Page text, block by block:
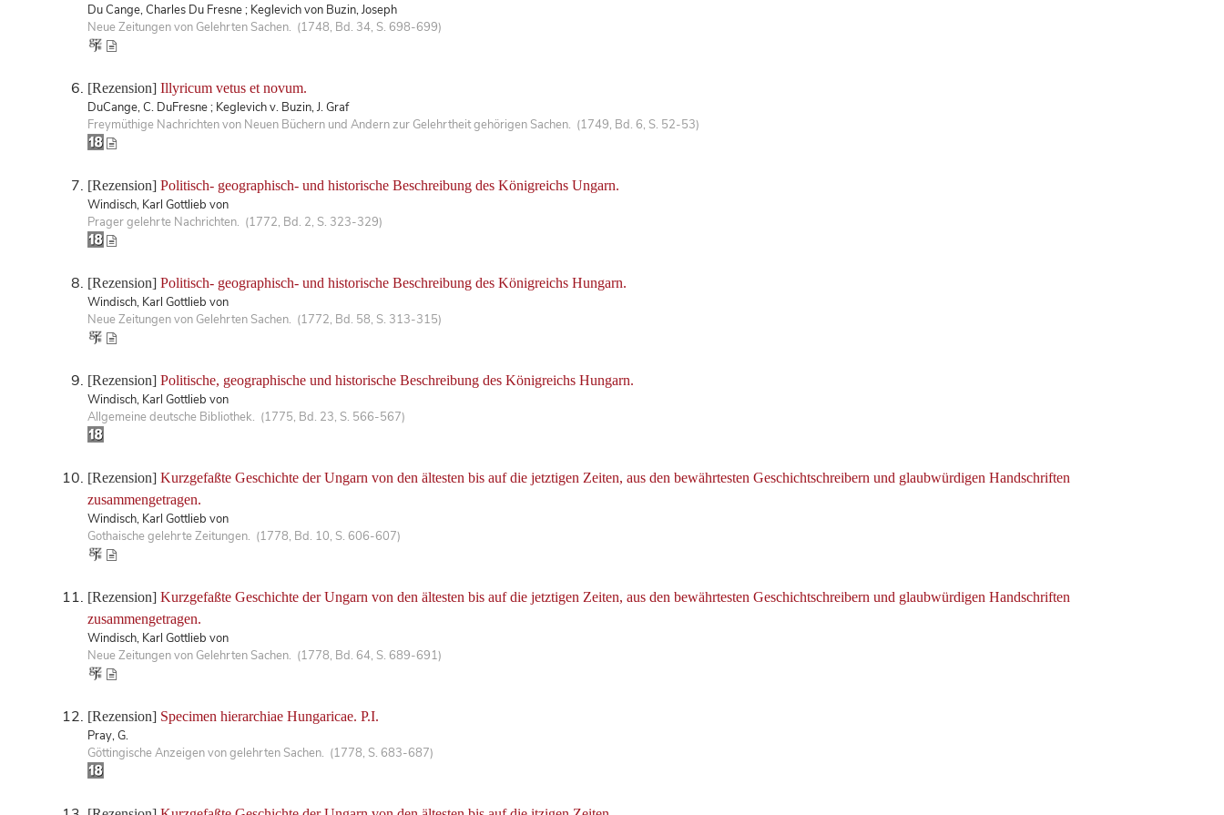
Du Cange, Charles Du Fresne ; Keglevich von Buzin, Joseph
Neue Zeitungen von Gelehrten Sachen. (1748, Bd. 34, S. 698-699)
[Rezension] Illyricum vetus et novum.
DuCange, C. DuFresne ; Keglevich v. Buzin, J. Graf
Freymüthige Nachrichten von Neuen Büchern und Andern zur Gelehrtheit gehörigen Sachen. (1749, Bd. 6, S. 52-53)
[Rezension] Politisch- geographisch- und historische Beschreibung des Königreichs Ungarn.
Windisch, Karl Gottlieb von
Prager gelehrte Nachrichten. (1772, Bd. 2, S. 323-329)
[Rezension] Politisch- geographisch- und historische Beschreibung des Königreichs Hungarn.
Windisch, Karl Gottlieb von
Neue Zeitungen von Gelehrten Sachen. (1772, Bd. 58, S. 313-315)
[Rezension] Politische, geographische und historische Beschreibung des Königreichs Hungarn.
Windisch, Karl Gottlieb von
Allgemeine deutsche Bibliothek. (1775, Bd. 23, S. 566-567)
[Rezension] Kurzgefaßte Geschichte der Ungarn von den ältesten bis auf die jetztigen Zeiten, aus den bewährtesten Geschichtschreibern und glaubwürdigen Handschriften
zusammengetragen.
Windisch, Karl Gottlieb von
Gothaische gelehrte Zeitungen. (1778, Bd. 10, S. 606-607)
[Rezension] Kurzgefaßte Geschichte der Ungarn von den ältesten bis auf die jetztigen Zeiten, aus den bewährtesten Geschichtschreibern und glaubwürdigen Handschriften
zusammengetragen.
Windisch, Karl Gottlieb von
Neue Zeitungen von Gelehrten Sachen. (1778, Bd. 64, S. 689-691)
[Rezension] Specimen hierarchiae Hungaricae. P.I.
Pray, G.
Göttingische Anzeigen von gelehrten Sachen. (1778, S. 683-687)